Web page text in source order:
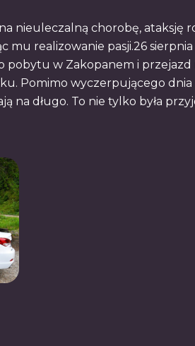
nieuleczalną chorobę, ataksję
realizowanie pasji.26 sierpnia
pobytu w Zakopanem i przejazd
Pomimo wyczerpującego dnia
na długo. To nie tylko była